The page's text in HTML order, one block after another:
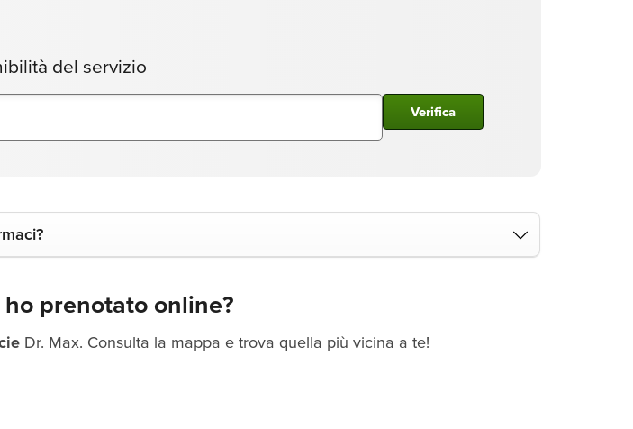
del servizio
Verifica
prenotato online?
Dr. Max. Consulta la mappa e trova quella più vicina a te!